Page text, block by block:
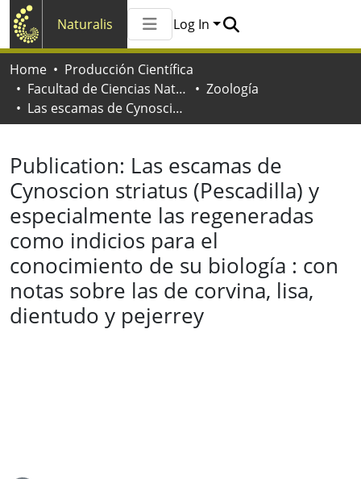
Naturalis
All of Naturalis
Log In
Home
Producción Científica
Facultad de Ciencias Naturales y Museo
Zoología
Las escamas de Cynoscion striatus (Pescadilla) y especialmente las regeneradas como indicios para el conocimiento de su biología : con notas sobre las de corvina, lisa, dientudo y pejerrey
Publication: Las escamas de
Cynoscion striatus (Pescadilla) y
especialmente las regeneradas
como indicios para el
conocimiento de su biología : con
notas sobre las de corvina, lisa,
dientudo y pejerrey